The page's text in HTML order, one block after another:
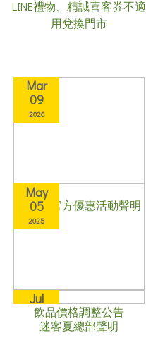
2024
LINE禮物、精誠喜客券不適
用兌換門市
Mar
09
2026
迷客夏官方優惠活動聲明
May
05
2025
飲品價格調整公告
Jul
19
2024迷客夏總部聲明